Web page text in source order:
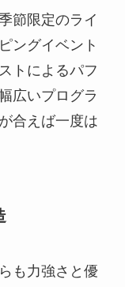
節限定のライ
ングイベント
トによるパフ
広いプログラ
合えば一度は
も力強さと優